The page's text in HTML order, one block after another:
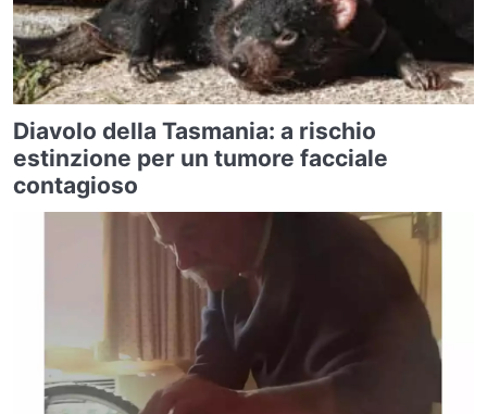
Diavolo della Tasmania: a rischio
estinzione per un tumore facciale
contagioso